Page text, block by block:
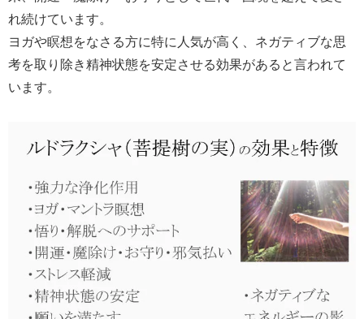
れ続けています。
ヨガや瞑想をなさる方に特に人気が高く、ネガティブな思
考を取り除き精神状態を安定させる効果があると言われて
います。